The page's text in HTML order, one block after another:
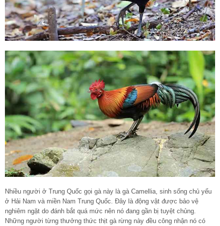
Nhiều người ở Trung Quốc gọi gà này là gà Camellia, sinh sống chủ yếu
ở Hải Nam và miền Nam Trung Quốc. Đây là động vật được bảo vệ
nghiêm ngặt do đánh bắt quá mức nên nó đang gần bị tuyệt chủng.
Những người từng thưởng thức thịt gà rừng này đều công nhận nó có